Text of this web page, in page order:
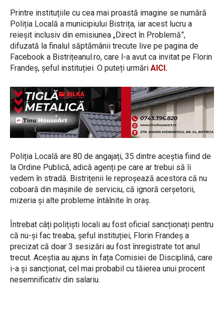
Printre instituțiile cu cea mai proastă imagine se numără
Poliția Locală a municipiului Bistrița, iar acest lucru a
reieșit inclusiv din emisiunea „Direct în Problemă”,
difuzată la finalul săptămânii trecute live pe pagina de
Facebook a Bistrițeanul.ro, care l-a avut ca invitat pe Florin
Frandeș, șeful instituției. O puteți urmări AICI.
Poliția Locală are 80 de angajați, 35 dintre aceștia fiind de
la Ordine Publică, adică agenți pe care ar trebui să îi
vedem în stradă. Bistrițenii le reproșează acestora că nu
coboară din mașinile de serviciu, că ignoră cerșetorii,
mizeria și alte probleme întâlnite în oraș.
Întrebat câți polițiști locali au fost oficial sancționați pentru
că nu-și fac treaba, șeful instituției, Florin Frandeș a
precizat că doar 3 sesizări au fost înregistrate tot anul
trecut. Aceștia au ajuns în fața Comisiei de Disciplină, care
i-a și sancționat, cel mai probabil cu tăierea unui procent
nesemnificativ din salariu.